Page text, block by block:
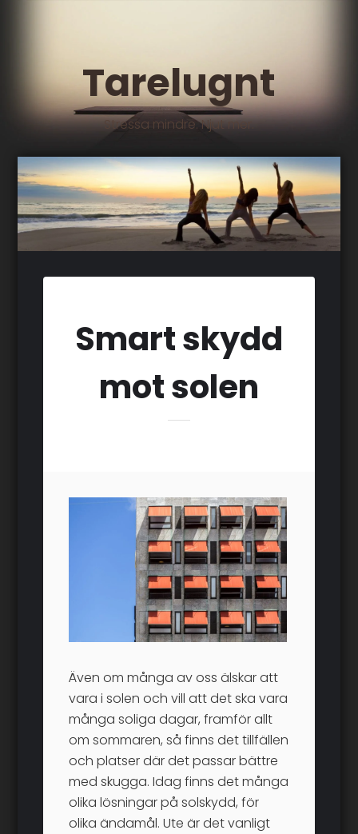
Tarelugnt
Stressa mindre. Njut mer.
Smart skydd
mot solen
Även om många av oss älskar att
vara i solen och vill att det ska vara
många soliga dagar, framför allt
om sommaren, så finns det tillfällen
och platser där det passar bättre
med skugga. Idag finns det många
olika lösningar på solskydd, för
olika ändamål. Ute är det vanligt